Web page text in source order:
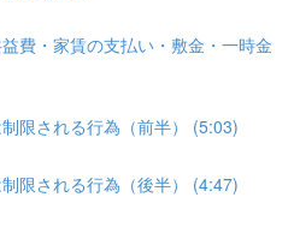
費・家賃の支払い・敷金・一時金
限される行為（前半） (5:03)
限される行為（後半） (4:47)